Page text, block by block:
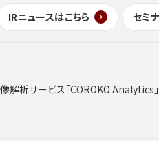
IRニュースはこちら セミ
解析サービス「COROKO Analytics